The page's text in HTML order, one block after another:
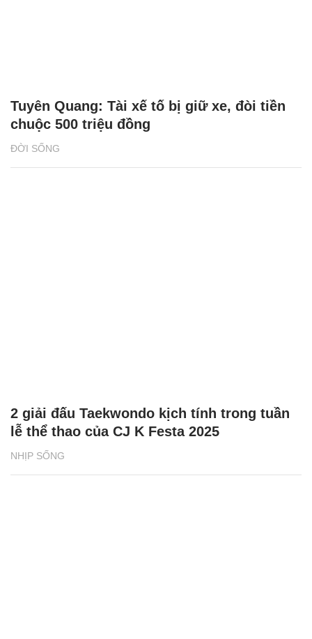
ĐỜI SỐNG
Tuyên Quang: Tài xế tố bị giữ xe, đòi tiền
chuộc 500 triệu đồng
NHỊP SỐNG
2 giải đấu Taekwondo kịch tính trong tuần
lễ thể thao của CJ K Festa 2025